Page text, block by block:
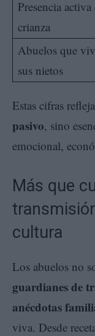
Presencia activa
crianza
Abuelos que
sus nietos
Estas cifras
pasivo, sino
emocional,
Más que
cultura
Los abuelos no
guardianes de
anécdotas
viva. Desde